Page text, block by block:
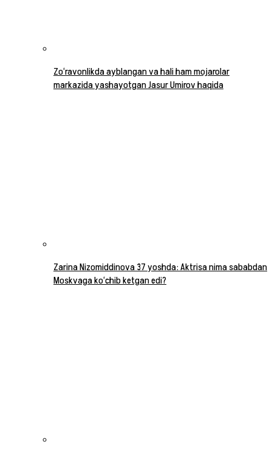
Zo‘ravonlikda ayblangan va hali ham mojarolar
markazida yashayotgan Jasur Umirov haqida
Zarina Nizomiddinova 37 yoshda: Aktrisa nima sababdan
Moskvaga ko‘chib ketgan edi?